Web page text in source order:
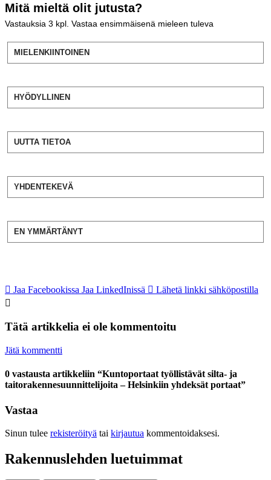
Mitä mieltä olit jutusta?
Vastauksia 3 kpl. Vastaa ensimmäisenä mieleen tuleva
MIELENKIINTOINEN
HYÖDYLLINEN
UUTTA TIETOA
YHDENTEKEVÄ
EN YMMÄRTÄNYT
Jaa Facebookissa Jaa LinkedInissä Lähetä linkki sähköpostilla
Tätä artikkelia ei ole kommentoitu
Jätä kommentti
0 vastausta artikkeliin “Kuntoportaat työllistävät silta- ja
taitorakennesuunnittelijoita – Helsinkiin yhdeksät portaat”
Vastaa
Sinun tulee rekisteröityä tai kirjautua kommentoidaksesi.
Rakennuslehden luetuimmat